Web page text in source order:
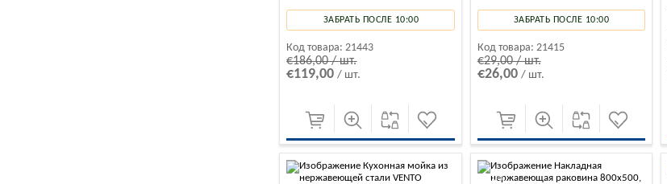
ЗАБРАТЬ ПОСЛЕ 10:00
Код товара: 21443
€186,00 / шт.
€119,00/ шт.
ЗАБРАТЬ ПОСЛЕ 10:00
Код товара: 21415
€29,00 / шт.
€26,00 / шт.
-10%